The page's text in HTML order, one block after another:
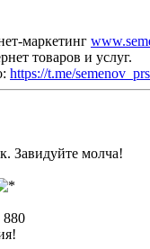
маркетинг
товаров и услуг.
https://t.me/semenov_prs
Завидуйте молча!